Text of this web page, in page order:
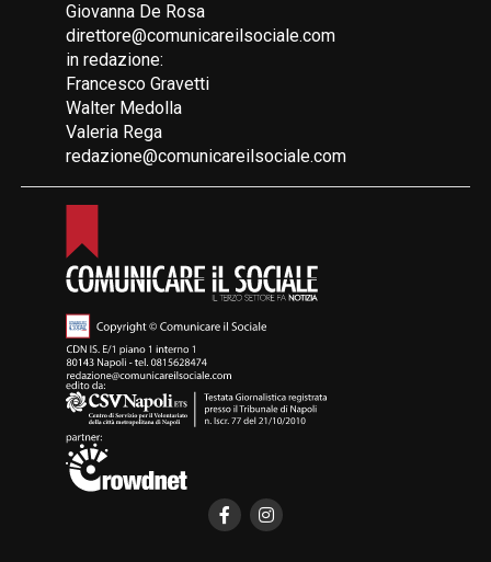
Giovanna De Rosa
direttore@comunicareilsociale.com
in redazione:
Francesco Gravetti
Walter Medolla
Valeria Rega
redazione@comunicareilsociale.com